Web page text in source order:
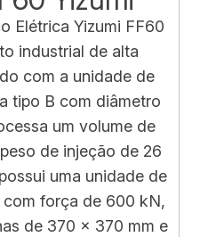
Elétrica Yizumi FF60
industrial de alta
com a unidade de
tipo B com diâmetro
um volume de
de injeção de 26
uma unidade de
força de 600 kN,
de 370 x 370 mm e